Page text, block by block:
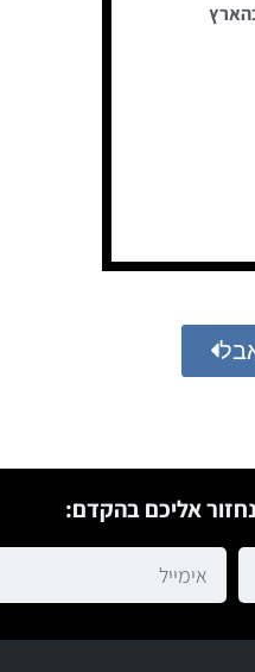
אליכם בהקדם: